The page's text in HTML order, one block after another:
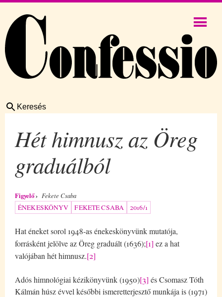
Keresés
Hét himnusz az Öreg
graduálból
Figyelő Fekete Csaba
ÉNEKESKÖNYV FEKETE CSABA 2016/1
Hat éneket sorol 1948-as énekeskönyvünk mutatója,
forrásként jelölve az Öreg graduált (1636);[1] ez a hat
valójában hét himnusz.[2]
Adós himnológiai kézikönyvünk (1950)[3] és Csomasz Tóth
Kálmán húsz évvel későbbi ismeretterjesztő munkája is (1971)